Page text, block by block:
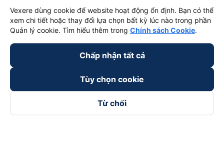
Vexere dùng cookie để website hoạt động ổn định. Bạn có thể
xem chi tiết hoặc thay đổi lựa chọn bất kỳ lúc nào trong phần
Quản lý cookie. Tìm hiểu thêm trong Chính sách Cookie.
Chấp nhận tất cả
Tùy chọn cookie
Từ chối